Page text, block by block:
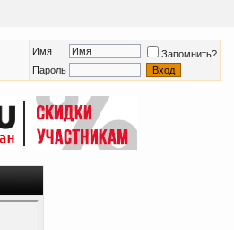
Имя
Запомнить?
Пароль